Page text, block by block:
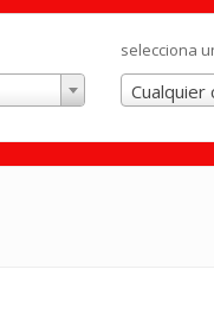
selecciona
Cualquier